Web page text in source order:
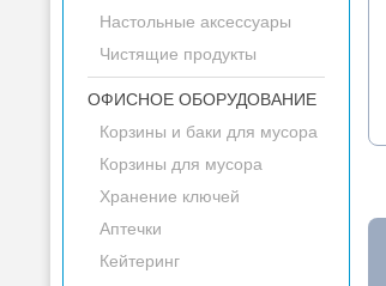
Настольные аксессуары
Чистящие продукты
ОФИСНОЕ ОБОРУДОВАНИЕ
Корзины и баки для мусора
Корзины для мусора
Хранение ключей
Аптечки
Кейтеринг